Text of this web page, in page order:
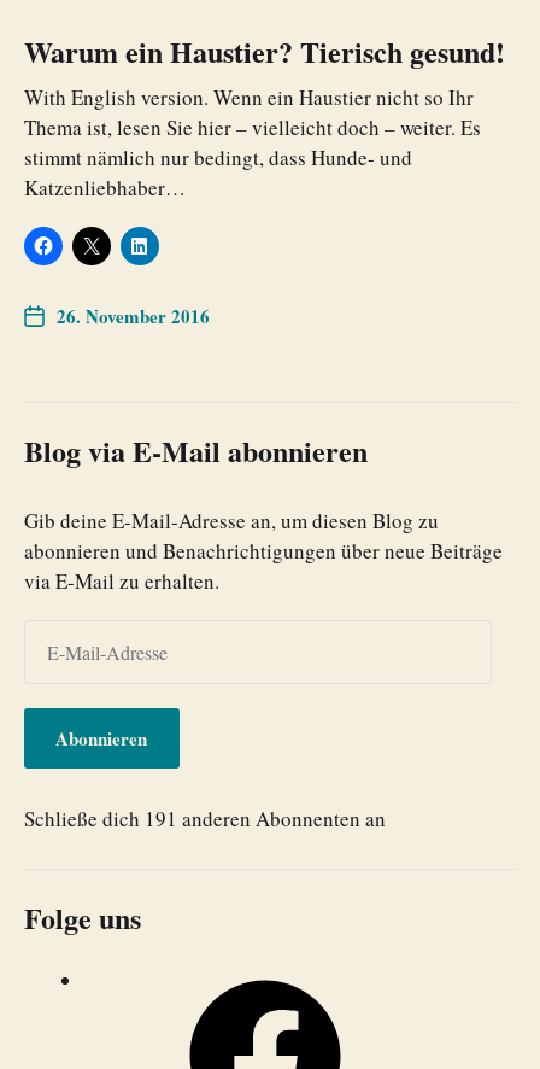
Warum ein Haustier? Tierisch gesund!
With English version. Wenn ein Haustier nicht so Ihr
Thema ist, lesen Sie hier – vielleicht doch – weiter. Es
stimmt nämlich nur bedingt, dass Hunde- und
Katzenliebhaber…
26. November 2016
Blog via E-Mail abonnieren
Gib deine E-Mail-Adresse an, um diesen Blog zu
abonnieren und Benachrichtigungen über neue Beiträge
via E-Mail zu erhalten.
Abonnieren
Schließe dich 191 anderen Abonnenten an
Folge uns